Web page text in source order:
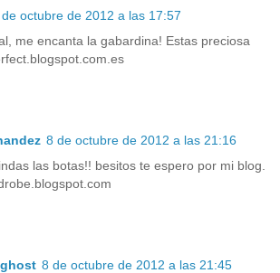
octubre de 2012 a las 17:57
me encanta la gabardina! Estas preciosa
8 de octubre de 2012 a las 21:16
las botas!! besitos te espero por mi blog.
8 de octubre de 2012 a las 21:45